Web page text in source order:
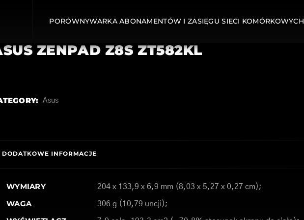
PORÓWNYWARKA ABONAMENTÓW I ZASIĘGU SIECI KOMÓRKOWYCH
ZENPAD Z8S ZT582KL
Asus
DODATKOWE INFORMACJE
WYMIARY 204 x 133,9 x 6,9 mm (8,03 x 5,27 x 0,27 cm);
WAGA 306 g (10,79 uncji);